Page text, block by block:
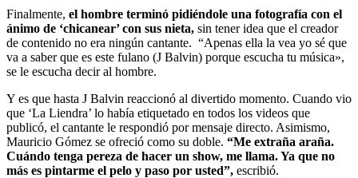
Finalmente, el hombre terminó pidiéndole una fotografía con el
ánimo de ‘chicanear’ con sus nieta, sin tener idea que el creador
de contenido no era ningún cantante. “Apenas ella la vea yo sé que
va a saber que es este fulano (J Balvin) porque escucha tu música»,
se le escucha decir al hombre.
Y es que hasta J Balvin reaccionó al divertido momento. Cuando vio
que ‘La Liendra’ lo había etiquetado en todos los videos que
publicó, el cantante le respondió por mensaje directo. Asimismo,
Mauricio Gómez se ofreció como su doble. “Me extraña araña.
Cuándo tenga pereza de hacer un show, me llama. Ya que no
más es pintarme el pelo y paso por usted”, escribió.